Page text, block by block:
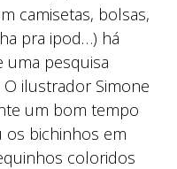
camisetas, bolsas,
pra ipod…) há
uma pesquisa
ilustrador Simone
um bom tempo
os bichinhos em
coloridos